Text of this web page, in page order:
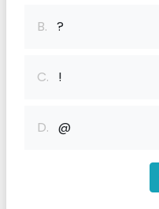
B. ?
C. !
D. @